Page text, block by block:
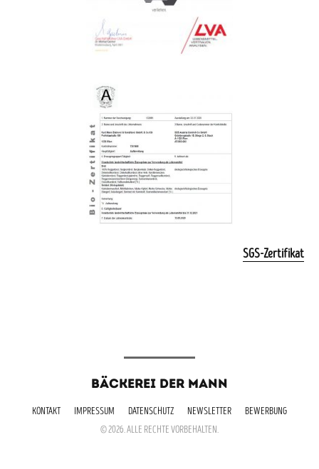
SGS-Zertifikat
BÄCKEREI DER MANN
KONTAKT IMPRESSUM DATENSCHUTZ NEWSLETTER
BEWERBUNG
© 2026. ALLE RECHTE VORBEHALTEN.